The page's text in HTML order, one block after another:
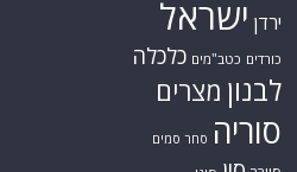
ירדן ישראל
כורדים כטב"מים כלכלה
לבנון מצרים
סוריה סחר סמים